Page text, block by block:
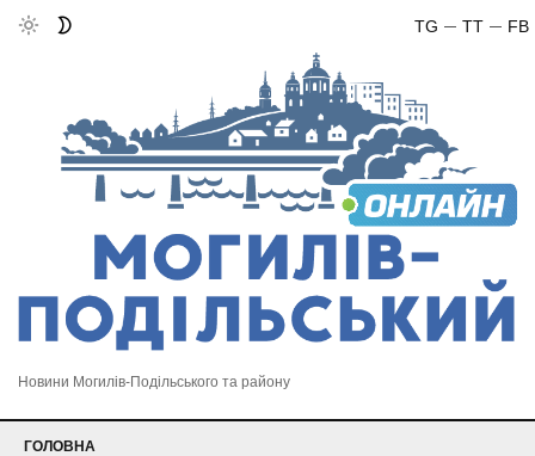
FB
TT
TG
Новини Могилів-Подільського та району
ГОЛОВНА